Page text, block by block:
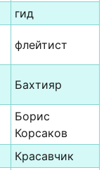
гид
флейтист
Бахтияр
Борис
Корсаков
Красавчик